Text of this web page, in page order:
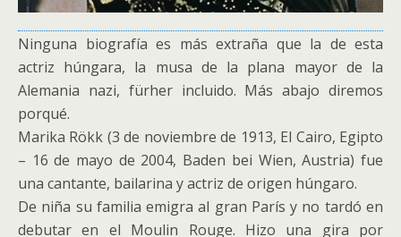
Ninguna biografía es más extraña que la de esta
actriz húngara, la musa de la plana mayor de la
Alemania nazi, fürher incluido. Más abajo diremos
porqué.
Marika Rökk (3 de noviembre de 1913, El Cairo, Egipto
– 16 de mayo de 2004, Baden bei Wien, Austria) fue
una cantante, bailarina y actriz de origen húngaro.
De niña su familia emigra al gran París y no tardó en
debutar en el Moulin Rouge. Hizo una gira por